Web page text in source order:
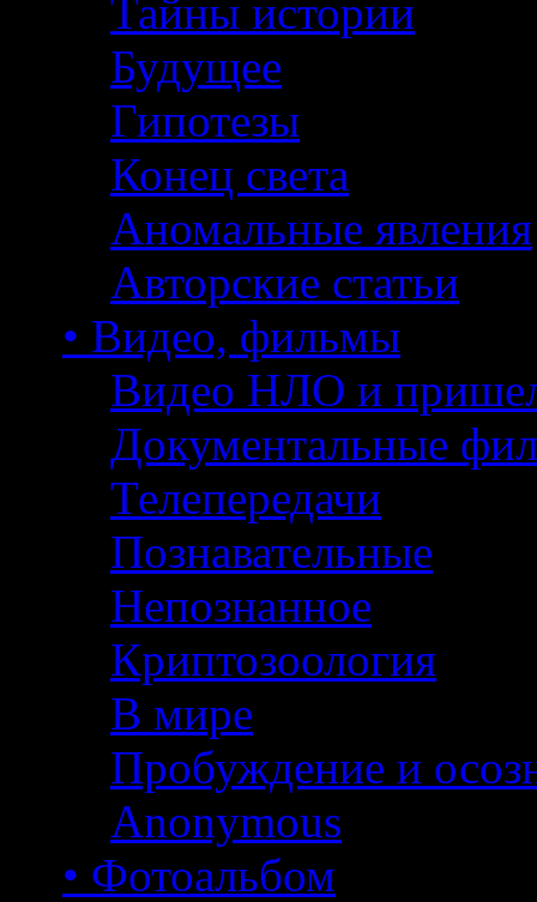
Тайны истории
Будущее
Гипотезы
Конец света
Аномальные явления
Авторские статьи
• Видео, фильмы
Видео НЛО и
Документальные
Телепередачи
Познавательные
Непознанное
Криптозоология
В мире
Пробуждение и
Anonymous
• Фотоальбом